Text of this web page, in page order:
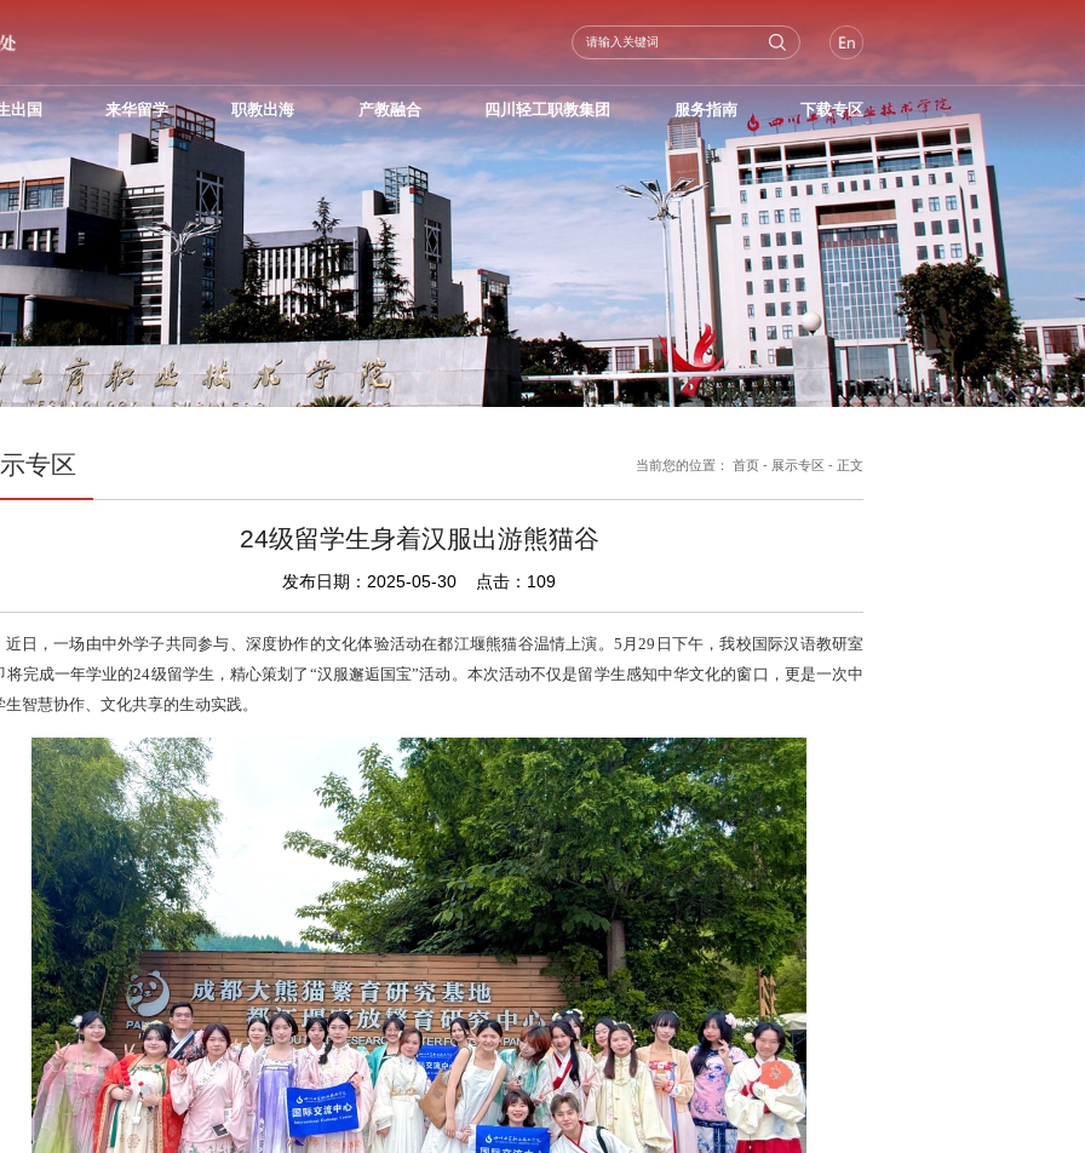
出国 来华留学 职教出海 产教融合 四川轻工职教集团 服务指南 下载专区
专区 当前您的位置：首页 - 展示专区 - 正文
24级留学生身着汉服出游熊猫谷
发布日期：2025-05-30 点击： 109
近日，一场由中外学子共同参与、深度协作的文化体验活动在都江堰熊猫谷温情上演。5月29日下午，我校国际汉语教研室
将完成一年学业的24级留学生，精心策划了“汉服邂逅国宝”活动。本次活动不仅是留学生感知中华文化的窗口，更是一次中
生智慧协作、文化共享的生动实践。